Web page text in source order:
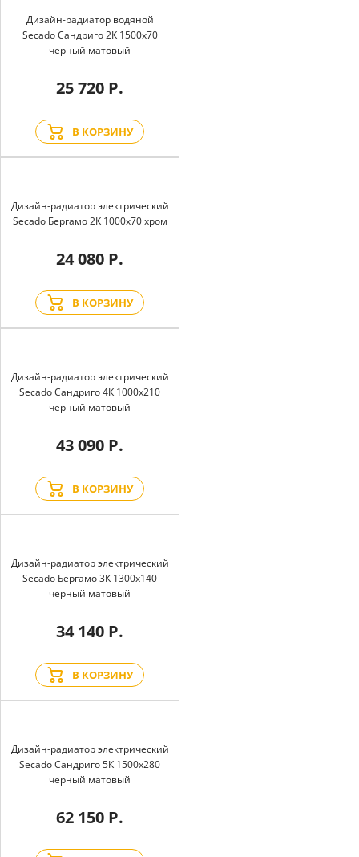
Дизайн-радиатор водяной
Secado Сандриго 2К 1500x70
черный матовый
25 720 Р.
В КОРЗИНУ
Дизайн-радиатор электрический
Secado Бергамо 2К 1000x70 хром
24 080 Р.
В КОРЗИНУ
Дизайн-радиатор электрический
Secado Сандриго 4К 1000x210
черный матовый
43 090 Р.
В КОРЗИНУ
Дизайн-радиатор электрический
Secado Бергамо 3К 1300x140
черный матовый
34 140 Р.
В КОРЗИНУ
Дизайн-радиатор электрический
Secado Сандриго 5К 1500x280
черный матовый
62 150 Р.